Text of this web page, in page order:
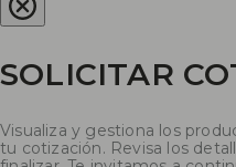
SOLICITAR
Visualiza y gestiona los
tu cotización. Revisa los